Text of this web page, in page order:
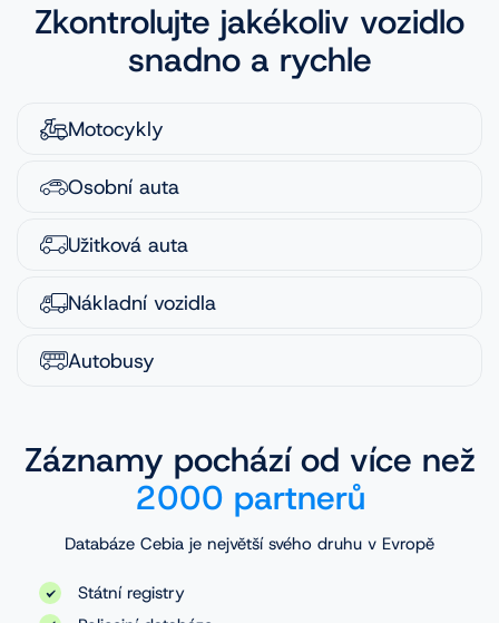
Zkontrolujte jakékoliv vozidlo
snadno a rychle
Motocykly
Osobní auta
Užitková auta
Nákladní vozidla
Autobusy
Záznamy pochází od více než
2000 partnerů
Databáze Cebia je největší svého druhu v Evropě
Státní registry